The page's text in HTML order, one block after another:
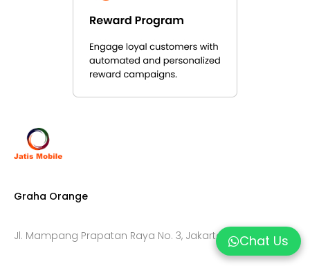
Graha Orange
Jl. Mampang Prapatan Raya No. 3, Jakarta Selatan 12790
Chat Us